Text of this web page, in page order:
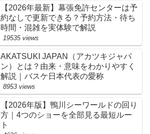
【2026年最新】幕張免許センターは予
約なしで更新できる？予約方法・待ち
時間・混雑を実体験で解説
19535 views
AKATSUKI JAPAN（アカツキジャパ
ン）とは？由来・意味をわかりやすく
解説｜バスケ日本代表の愛称
8953 views
【2026年版】鴨川シーワールドの回り
方｜4つのショーを全部見る最短ルー
ト